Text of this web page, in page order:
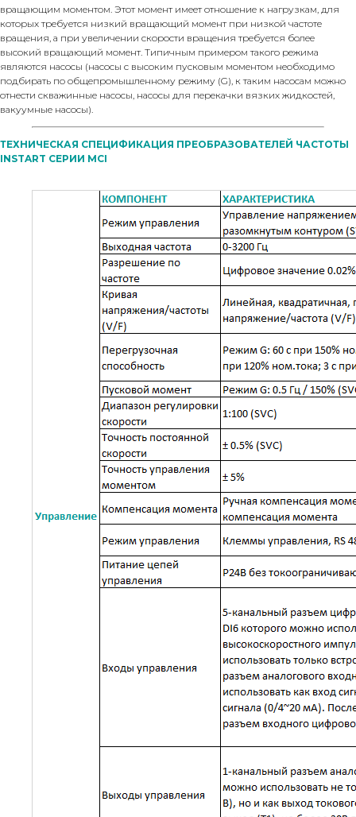
вращающим моментом. Этот момент имеет отношение к нагрузкам, для
которых требуется низкий вращающий момент при низкой частоте
вращения, а при увеличении скорости вращения требуется более
высокий вращающий момент. Типичным примером такого режима
являются насосы (насосы с высоким пусковым моментом необходимо
подбирать по общепромышленному режиму (G), к таким насосам можно
отнести скважинные насосы, насосы для перекачки вязких жидкостей,
вакуумные насосы).
ТЕХНИЧЕСКАЯ СПЕЦИФИКАЦИЯ ПРЕОБРАЗОВАТЕЛЕЙ ЧАСТОТЫ
INSTART СЕРИИ MCI